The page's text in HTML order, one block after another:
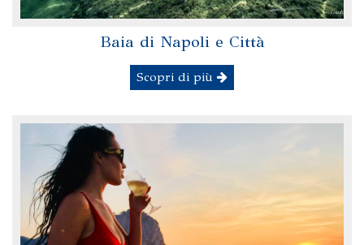
Baia di Napoli e Città
Scopri di più